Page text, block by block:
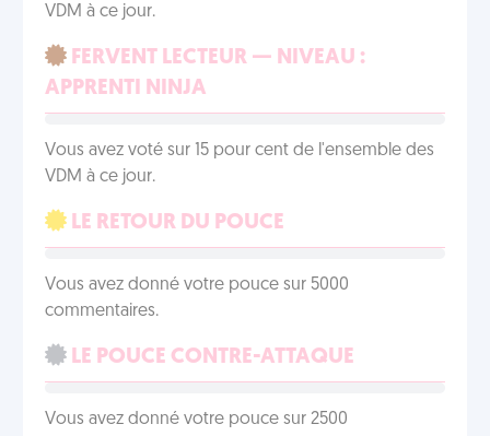
VDM à ce jour.
FERVENT LECTEUR — NIVEAU :
APPRENTI NINJA
Vous avez voté sur 15 pour cent de l'ensemble des
VDM à ce jour.
LE RETOUR DU POUCE
Vous avez donné votre pouce sur 5000
commentaires.
LE POUCE CONTRE-ATTAQUE
Vous avez donné votre pouce sur 2500